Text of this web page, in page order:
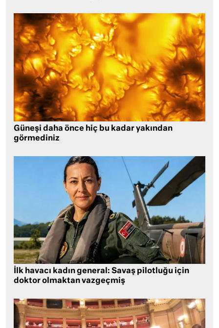
Güneşi daha önce hiç bu kadar yakından
görmediniz
İlk havacı kadın general: Savaş pilotluğu için
doktor olmaktan vazgeçmiş